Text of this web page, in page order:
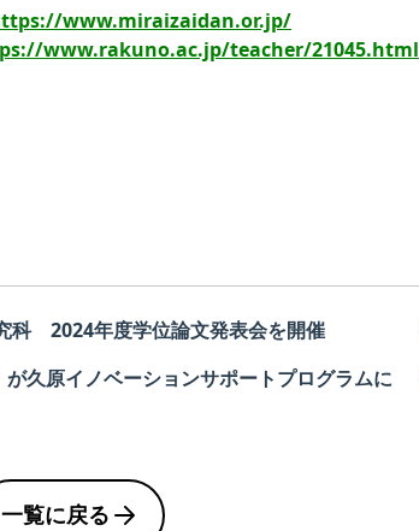
www.miraizaidan.or.jp/
www.rakuno.ac.jp/teacher/21045.html
科 2024年度学位論文発表会を開催
久原イノベーションサポートプログラムに
一覧に戻る